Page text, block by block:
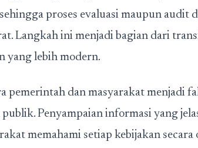
proses evaluasi maupun audit
Langkah ini menjadi bagian dari
yang lebih modern.
pemerintah dan masyarakat menjadi
Penyampaian informasi yang
memahami setiap kebijakan